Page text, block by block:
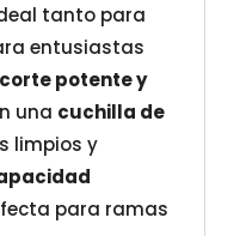
tanto para
entusiastas
corte potente y
una cuchilla de
limpios y
para ramas